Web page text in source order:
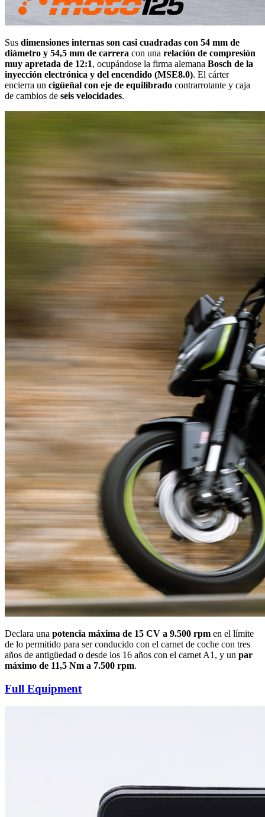
Sus dimensiones internas son casi cuadradas con 54 mm de
diámetro y 54,5 mm de carrera con una relación de compresión
muy apretada de 12:1, ocupándose la firma alemana Bosch de la
inyección electrónica y del encendido (MSE8.0). El cárter
encierra un cigüeñal con eje de equilibrado contrarrotante y caja
de cambios de seis velocidades.
Declara una potencia máxima de 15 CV a 9.500 rpm en el límite
de lo permitido para ser conducido con el carnet de coche con tres
años de antigüedad o desde los 16 años con el carnet A1, y un par
máximo de 11,5 Nm a 7.500 rpm.
Full Equipment